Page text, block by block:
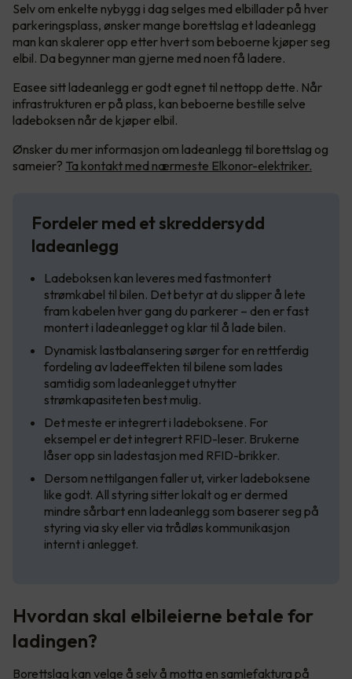
Selv om enkelte nybygg i dag selges med elbillader på hver
parkeringsplass, ønsker mange borettslag et ladeanlegg
man kan skalerer opp etter hvert som beboerne kjøper seg
elbil. Da begynner man gjerne med noen få ladere.
Easee sitt ladeanlegg er godt egnet til nettopp dette. Når
infrastrukturen er på plass, kan beboerne bestille selve
ladeboksen når de kjøper elbil.
Ønsker du mer informasjon om ladeanlegg til borettslag og
sameier? Ta kontakt med nærmeste Elkonor-elektriker.
Fordeler med et skreddersydd
ladeanlegg
Ladeboksen kan leveres med fastmontert
strømkabel til bilen. Det betyr at du slipper å lete
fram kabelen hver gang du parkerer – den er fast
montert i ladeanlegget og klar til å lade bilen.
Dynamisk lastbalansering sørger for en rettferdig
fordeling av ladeeffekten til bilene som lades
samtidig som ladeanlegget utnytter
strømkapasiteten best mulig.
Det meste er integrert i ladeboksene. For
eksempel er det integrert RFID-leser. Brukerne
låser opp sin ladestasjon med RFID-brikker.
Dersom nettilgangen faller ut, virker ladeboksene
like godt. All styring sitter lokalt og er dermed
mindre sårbart enn ladeanlegg som baserer seg på
styring via sky eller via trådløs kommunikasjon
internt i anlegget.
Hvordan skal elbileierne betale for
ladingen?
Borettslag kan velge å selv å motta en samlefaktura på